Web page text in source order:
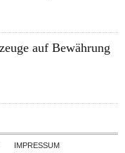
auf Bewährung
IMPRESSUM